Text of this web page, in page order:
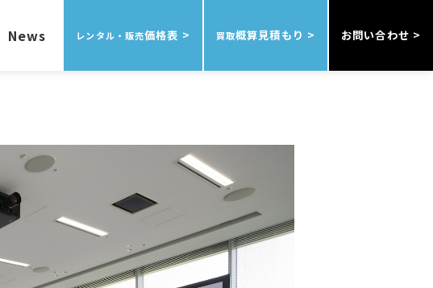
News レンタル・販売価格表 > 買取概算見積もり > お問い合わせ >